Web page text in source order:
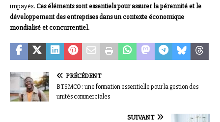
impayés.Ces éléments sont essentiels pour assurer la pérennité et le
développement des entreprises dans un contexte économique
mondialisé et concurrentiel.
PRÉCÉDENT
BTS MCO : une formation essentielle pour la gestion des
unités commerciales
SUIVANT